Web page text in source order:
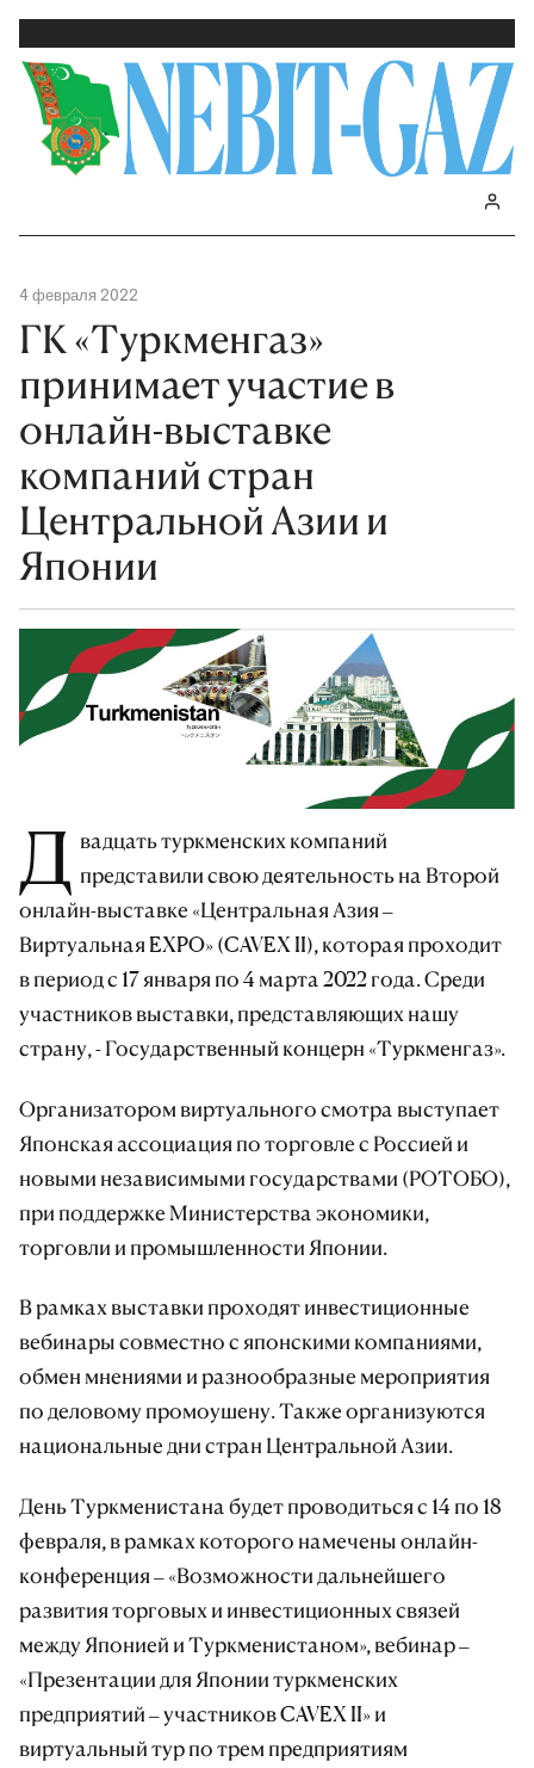
4 февраля 2022
ГК «Туркменгаз»
принимает участие в
онлайн-выставке
компаний стран
Центральной Азии и
Японии
Д вадцать туркменских компаний
представили свою деятельность на Второй
онлайн-выставке «Центральная Азия –
Виртуальная EXPO» (CAVEX II), которая проходит
в период с 17 января по 4 марта 2022 года. Среди
участников выставки, представляющих нашу
страну, - Государственный концерн «Туркменгаз».
Организатором виртуального смотра выступает
Японская ассоциация по торговле с Россией и
новыми независимыми государствами (РОТОБО),
при поддержке Министерства экономики,
торговли и промышленности Японии.
В рамках выставки проходят инвестиционные
вебинары совместно с японскими компаниями,
обмен мнениями и разнообразные мероприятия
по деловому промоушену. Также организуются
национальные дни стран Центральной Азии.
День Туркменистана будет проводиться с 14 по 18
февраля, в рамках которого намечены онлайн-
конференция – «Возможности дальнейшего
развития торговых и инвестиционных связей
между Японией и Туркменистаном», вебинар –
«Презентации для Японии туркменских
предприятий – участников CAVEX II» и
виртуальный тур по трем предприятиям